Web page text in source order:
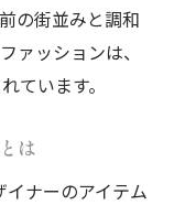
の街並みと調和
ァッションは、
ています。
は
ナーのアイテム